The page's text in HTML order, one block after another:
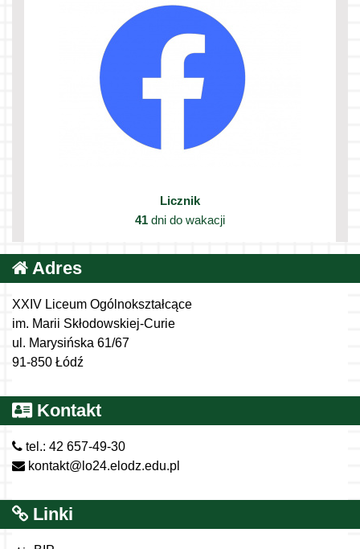
Licznik
41 dni do wakacji
Adres
XXIV Liceum Ogólnokształcące
im. Marii Skłodowskiej-Curie
ul. Marysińska 61/67
91-850 Łódź
Kontakt
tel.: 42 657-49-30
kontakt@lo24.elodz.edu.pl
Linki